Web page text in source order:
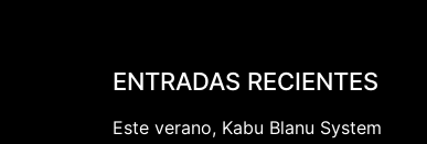
ENTRADAS RECIENTES
Este verano, Kabu Blanu System